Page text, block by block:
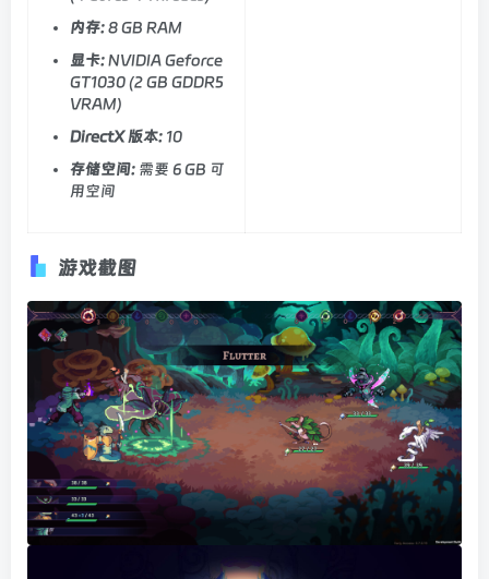
内存:8 GB RAM
显卡:NVIDIA Geforce
GT1030 (2 GB GDDR5
VRAM)
DirectX 版本: 10
存储空间: 需要 6 GB 可
用空间
游戏截图